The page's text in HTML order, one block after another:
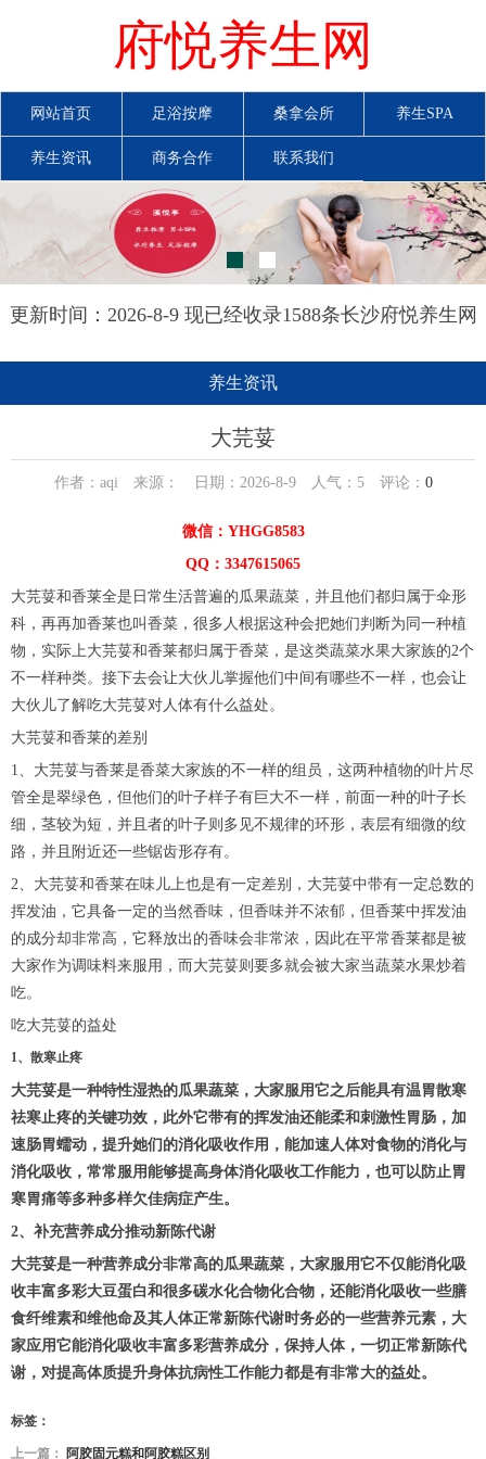
府悦养生网
网站首页 足浴按摩 桑拿会所 养生SPA
养生资讯 商务合作 联系我们
更新时间：2026-8-9 现已经收录1588条长沙府悦养生网
养生资讯
大芫荽
作者：aqi 来源： 日期：2026-8-9 人气： 5评论： 0
微信：YHGG8583
QQ：3347615065
大芫荽和香莱全是日常生活普遍的瓜果蔬菜，并且他们都归属于伞形
科，再再加香莱也叫香菜，很多人根据这种会把她们判断为同一种植
物，实际上大芫荽和香莱都归属于香菜，是这类蔬菜水果大家族的2个
不一样种类。接下去会让大伙儿掌握他们中间有哪些不一样，也会让
大伙儿了解吃大芫荽对人体有什么益处。
大芫荽和香莱的差别
1、大芫荽与香莱是香菜大家族的不一样的组员，这两种植物的叶片尽
管全是翠绿色，但他们的叶子样子有巨大不一样，前面一种的叶子长
细，茎较为短，并且者的叶子则多见不规律的环形，表层有细微的纹
路，并且附近还一些锯齿形存有。
2、大芫荽和香莱在味儿上也是有一定差别，大芫荽中带有一定总数的
挥发油，它具备一定的当然香味，但香味并不浓郁，但香莱中挥发油
的成分却非常高，它释放出的香味会非常浓，因此在平常香莱都是被
大家作为调味料来服用，而大芫荽则要多就会被大家当蔬菜水果炒着
吃。
吃大芫荽的益处
1、散寒止疼
大芫荽是一种特性湿热的瓜果蔬菜，大家服用它之后能具有温胃散寒
祛寒止疼的关键功效，此外它带有的挥发油还能柔和刺激性胃肠，加
速肠胃蠕动，提升她们的消化吸收作用，能加速人体对食物的消化与
消化吸收，常常服用能够提高身体消化吸收工作能力，也可以防止胃
寒胃痛等多种多样欠佳病症产生。
2、补充营养成分推动新陈代谢
大芫荽是一种营养成分非常高的瓜果蔬菜，大家服用它不仅能消化吸
收丰富多彩大豆蛋白和很多碳水化合物化合物，还能消化吸收一些膳
食纤维素和维他命及其人体正常新陈代谢时务必的一些营养元素，大
家应用它能消化吸收丰富多彩营养成分，保持人体，一切正常新陈代
谢，对提高体质提升身体抗病性工作能力都是有非常大的益处。
标签：
上一篇： 阿胶固元糕和阿胶糕区别